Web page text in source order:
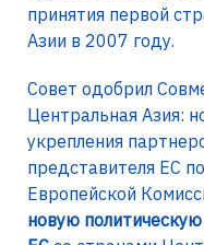
принятия первой
Азии в 2007 году.
Совет одобрил
Центральная Азия:
укрепления
представителя ЕС
Европейской
новую